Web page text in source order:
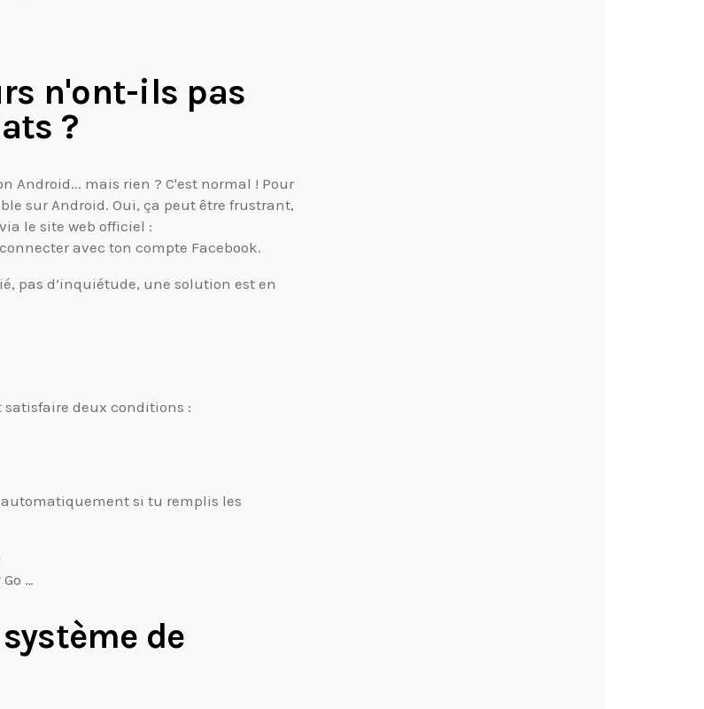
n'ont-ils pas
?
Android... mais rien ? C'est normal ! Pour
sur Android. Oui, ça peut être frustrant,
le site web officiel :
avec ton compte Facebook.
pas d’inquiétude, une solution est en
deux conditions :
si tu remplis les
…
de